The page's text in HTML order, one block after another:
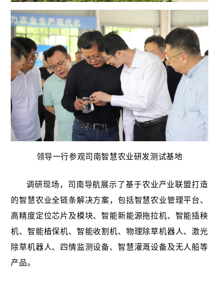
领导一行参观司南智慧农业研发测试基地
调研现场，司南导航展示了基于农业产业联盟打造
的智慧农业全链条解决方案，包括智慧农业管理平台、
高精度定位芯片及模块、智能新能源拖拉机、智能插秧
机、智能植保机、智能收割机、物理除草机器人、激光
除草机器人、四情监测设备、智慧灌溉设备及无人船等
产品。